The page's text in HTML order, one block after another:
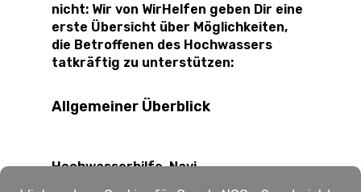
nicht: Wir von WirHelfen geben Dir eine
erste Übersicht über Möglichkeiten,
die Betroffenen des Hochwassers
tatkräftig zu unterstützen:
Allgemeiner Überblick
Hochwasserhilfe-Navi